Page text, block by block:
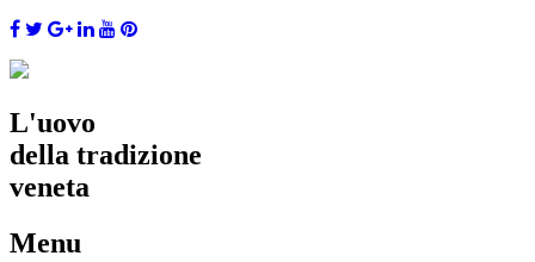
L'uovo
della tradizione
veneta
Menu